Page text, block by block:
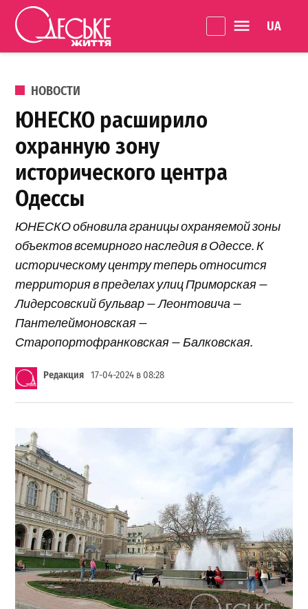
Перейти к содержанию
життя
ОПУБЛИКОВАНО В
НОВОСТИ
ЮНЕСКО расширило
охранную зону
исторического центра
Одессы
ЮНЕСКО обновила границы охраняемой зоны
объектов всемирного наследия в Одессе. К
историческому центру теперь относится
территория в пределах улиц Приморская —
Лидерсовский бульвар — Леонтовича —
Пантелеймоновская —
Старопортофранковская — Балковская.
Редакция 17-04-2024 в 08:28